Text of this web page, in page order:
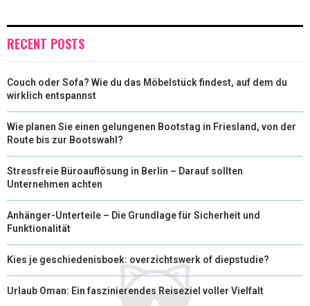
RECENT POSTS
Couch oder Sofa? Wie du das Möbelstück findest, auf dem du
wirklich entspannst
Wie planen Sie einen gelungenen Bootstag in Friesland, von der
Route bis zur Bootswahl?
Stressfreie Büroauflösung in Berlin – Darauf sollten
Unternehmen achten
Anhänger-Unterteile – Die Grundlage für Sicherheit und
Funktionalität
Kies je geschiedenisboek: overzichtswerk of diepstudie?
Urlaub Oman: Ein faszinierendes Reiseziel voller Vielfalt